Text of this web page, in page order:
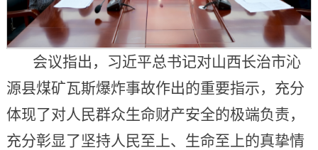
会议指出，习近平总书记对山西长治市沁
源县煤矿瓦斯爆炸事故作出的重要指示，充分
体现了对人民群众生命财产安全的极端负责，
充分彰显了坚持人民至上、生命至上的真挚情